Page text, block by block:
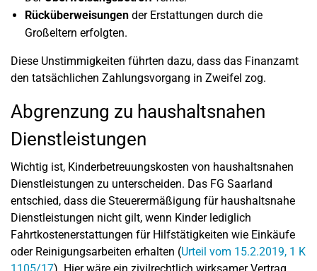
Rücküberweisungen der Erstattungen durch die
Großeltern erfolgten.
Diese Unstimmigkeiten führten dazu, dass das Finanzamt
den tatsächlichen Zahlungsvorgang in Zweifel zog.
Abgrenzung zu haushaltsnahen
Dienstleistungen
Wichtig ist, Kinderbetreuungskosten von haushaltsnahen
Dienstleistungen zu unterscheiden. Das FG Saarland
entschied, dass die Steuerermäßigung für haushaltsnahe
Dienstleistungen nicht gilt, wenn Kinder lediglich
Fahrtkostenerstattungen für Hilfstätigkeiten wie Einkäufe
oder Reinigungsarbeiten erhalten (Urteil vom 15.2.2019, 1 K